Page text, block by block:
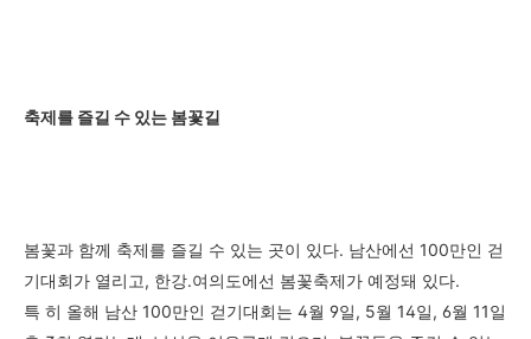
축제를 즐길 수 있는 봄꽃길
봄꽃과 함께 축제를 즐길 수 있는 곳이 있다. 남산에선 100만인 걷
기대회가 열리고, 한강․여의도에선 봄꽃축제가 예정돼 있다.
특 히 올해 남산 100만인 걷기대회는 4월 9일, 5월 14일, 6월 11일